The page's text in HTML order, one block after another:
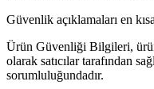
Güvenlik açıklamaları en
Ürün Güvenliği Bilgileri,
olarak satıcılar tarafından
sorumluluğundadır.